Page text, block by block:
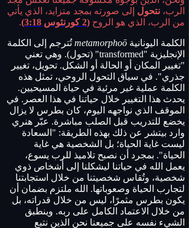
الرب، نتحول إلى صورته بمجد متزايد، الذي يأتي
من الرب، الذي هو الروح (2 كورنثوس 3:18 )
.
الكلمة اليونانية metamorphoō تُترجم إلى الكلمة
الإنجليزية "transformed" (تحول). وهي تعني
"تغيير المكان أو الحالة أو الشكل. تحويل، تغيير
جذري". في سياق التحول الروحي، تمثل هذه
الكلمة عملية غير مرئية في حياة المسيحيين.
يحدث هذا التغيير خلال حياتنا في هذا العصر. في
الموقف الذي نواجهه اليوم، كان بطرس لا يزال
يخضع للتدريب قبل الصلب مباشرة. عبّر هنري
وارد بيتشر عن ذلك بهذه الطريقة: "السعادة
ليست غاية الحياة؛ بل الشخصية هي غاية
الحياة". بمجرد أن نصبح تلاميذ للرب يسوع،
يعمل الله في حياتنا ليشكلنا إلى أشخاص ذوي
شخصية، وتُقاس شخصيتنا من خلال استجابتنا
لتجارب الحياة وصعوباتها. الله ملتزم بضمان أن
يكون بطرس مثمرًا، ليس من خلال قدراته، بل
من خلال الاعتماد الكامل على ربه. وينطبق
الشيء نفسه على جميعنا نحن الذين نتبع